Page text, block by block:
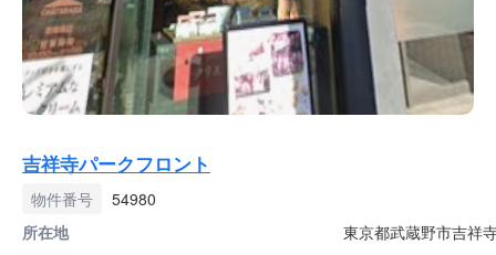
吉祥寺パークフロント
物件番号
54980
所在地
東京都武蔵野市吉祥